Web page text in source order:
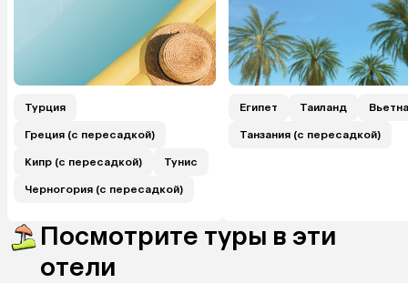
Турция
Греция (с пересадкой)
Кипр (с пересадкой) Тунис
Черногория (с пересадкой)
Египет Таиланд
Танзания (с пересадкой)
Посмотрите туры в эти
отели